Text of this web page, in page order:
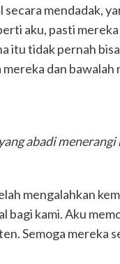
mendadak,
aku, pasti
itu tidak pernah
dan bawalah
abadi menerangi
mengalahkan
kami. Aku
Semoga mereka